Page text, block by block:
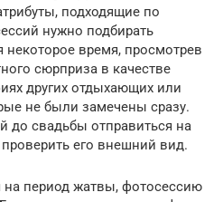
подходящие по
нужно подбирать
время, просмотрев
сюрприза в качестве
других отдыхающих или
не были замечены сразу.
до свадьбы отправиться на
его внешний вид.
на период жатвы, фотосессию